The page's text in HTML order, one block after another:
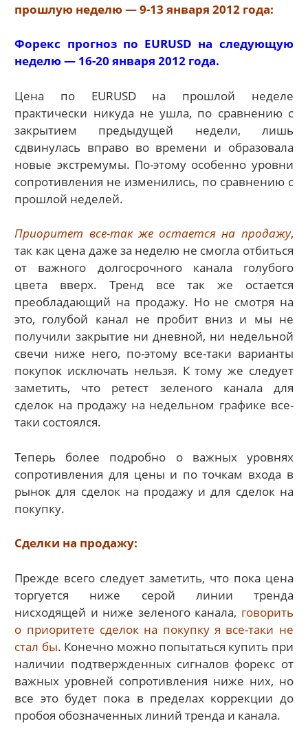
прошлую неделю — 9-13 января 2012 года:
Форекс прогноз по EURUSD на следующую
неделю — 16-20 января 2012 года.
Цена по EURUSD на прошлой неделе
практически никуда не ушла, по сравнению с
закрытием предыдущей недели, лишь
сдвинулась вправо во времени и образовала
новые экстремумы. По-этому особенно уровни
сопротивления не изменились, по сравнению с
прошлой неделей.
Приоритет все-так же остается на продажу,
так как цена даже за неделю не смогла отбиться
от важного долгосрочного канала голубого
цвета вверх. Тренд все так же остается
преобладающий на продажу. Но не смотря на
это, голубой канал не пробит вниз и мы не
получили закрытие ни дневной, ни недельной
свечи ниже него, по-этому все-таки варианты
покупок исключать нельзя. К тому же следует
заметить, что ретест зеленого канала для
сделок на продажу на недельном графике все-
таки состоялся.
Теперь более подробно о важных уровнях
сопротивления для цены и по точкам входа в
рынок для сделок на продажу и для сделок на
покупку.
Сделки на продажу:
Прежде всего следует заметить, что пока цена
торгуется ниже серой линии тренда
нисходящей и ниже зеленого канала, говорить
о приоритете сделок на покупку я все-таки не
стал бы. Конечно можно попытаться купить при
наличии подтвержденных сигналов форекс от
важных уровней сопротивления ниже них, но
все это будет пока в пределах коррекции до
пробоя обозначенных линий тренда и канала.